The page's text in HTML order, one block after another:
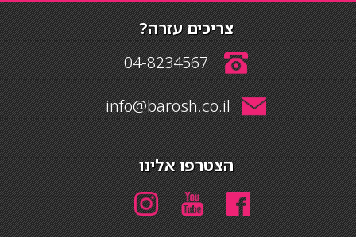
צריכים עזרה?
04-8234567
info@barosh.co.il
הצטרפו אלינו